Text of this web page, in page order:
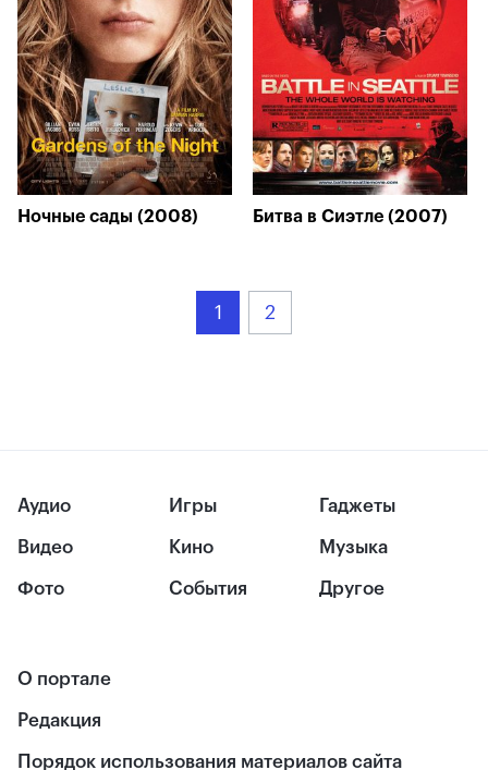
Ночные сады (2008) Битва в Сиэтле (2007)
1 2
Аудио
Видео
Фото
Игры
Кино
События
Гаджеты
Музыка
Другое
О портале
Редакция
Порядок использования материалов сайта